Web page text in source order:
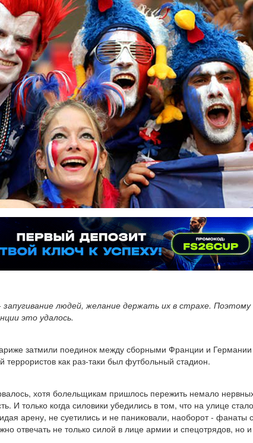
людей, желание держать их в страхе.
это удалось.
затмили поединок между сборными Франции и Германии
как раз-таки был футбольный стадион.
хотя болельщикам пришлось пережить немало
И только когда силовики убедились в том, что на улице
арену, не суетились и не паниковали, наоборот -
отвечать не только силой в лице армии и спецотрядов,